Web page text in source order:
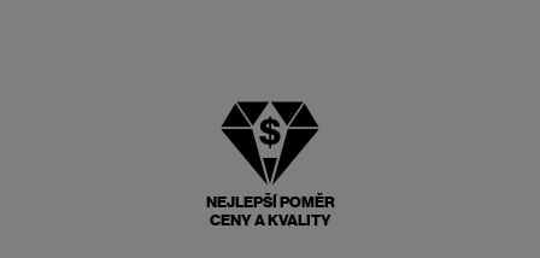
NEJLEPŠÍ POMĚR
CENY A KVALITY